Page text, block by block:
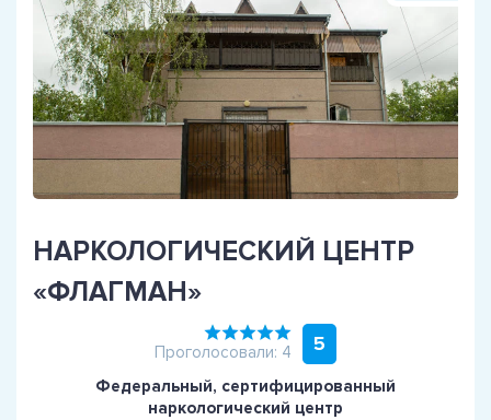
НАРКОЛОГИЧЕСКИЙ ЦЕНТР
«ФЛАГМАН»
Проголосовали: 4 5
Федеральный, сертифицированный
наркологический центр